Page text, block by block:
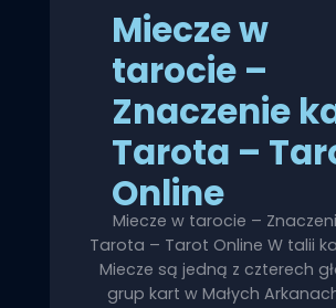
Miecze w
tarocie –
Znaczenie
Tarota –
Online
Miecze w tarocie –
Tarota – Tarot Online W talii
Miecze są jedną z czterech
grup kart w Małych